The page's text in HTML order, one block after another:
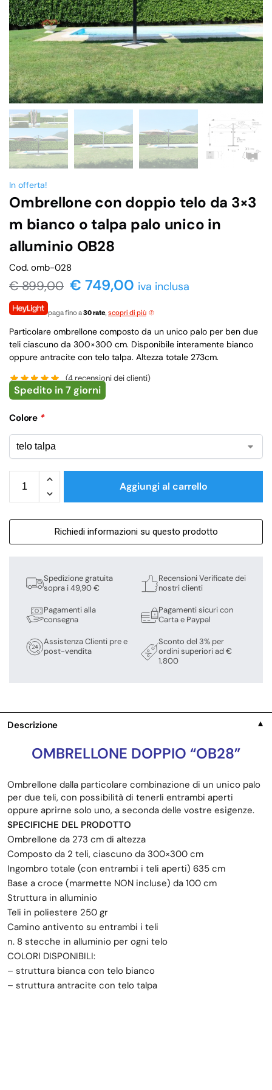
In offerta!
Ombrellone con doppio telo da 3×3
m bianco o talpa palo unico in
alluminio OB28
Cod. omb-028
€899,00 € 749,00 iva inclusa
paga fino a30 rate, scopri di più
Particolare ombrellone composto da un unico palo per ben due
teli ciascuno da 300×300 cm. Disponibile interamente bianco
oppure antracite con telo talpa. Altezza totale 273cm.
(4recensioni dei clienti)
Spedito in 7 giorni
Colore *
Aggiungi al carrello
Richiedi informazioni su questo prodotto
Spedizione gratuita
sopra i 49,90 €
Pagamenti alla
consegna
Assistenza Clienti pre e
post-vendita
Recensioni Verificate dei
nostri clienti
Pagamenti sicuri con
Carta e Paypal
Sconto del 3% per
ordini superiori ad €
1.800
Descrizione ▼
OMBRELLONE DOPPIO “OB28”
Ombrellone dalla particolare combinazione di un unico palo
per due teli, con possibilità di tenerli entrambi aperti
oppure aprirne solo uno, a seconda delle vostre esigenze.
SPECIFICHE DEL PRODOTTO
Ombrellone da 273 cm di altezza
Composto da 2 teli, ciascuno da 300×300 cm
Ingombro totale (con entrambi i teli aperti) 635 cm
Base a croce (marmette NON incluse) da 100 cm
Struttura in alluminio
Teli in poliestere 250 gr
Camino antivento su entrambi i teli
n. 8 stecche in alluminio per ogni telo
COLORI DISPONIBILI:
– struttura bianca con telo bianco
– struttura antracite con telo talpa